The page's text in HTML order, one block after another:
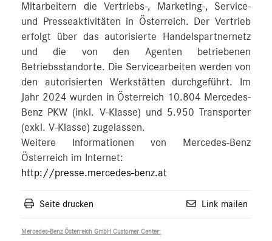
Mitarbeitern die Vertriebs-, Marketing-, Service-
und Presseaktivitäten in Österreich. Der Vertrieb
erfolgt über das autorisierte Handelspartnernetz
und die von den Agenten betriebenen
Betriebsstandorte. Die Servicearbeiten werden von
den autorisierten Werkstätten durchgeführt. Im
Jahr 2024 wurden in Österreich 10.804 Mercedes-
Benz PKW (inkl. V-Klasse) und 5.950 Transporter
(exkl. V-Klasse) zugelassen.
Weitere Informationen von Mercedes-Benz
Österreich im Internet:
http://presse.mercedes-benz.at
Seite drucken Link mailen
Mercedes-Benz Österreich GmbH Customer Center: